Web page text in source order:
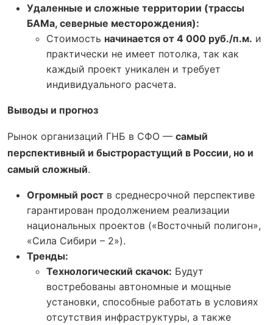
Удаленные и сложные территории (трассы
БАМа, северные месторождения):
Стоимость начинается от 4 000 руб./п.м. и
практически не имеет потолка, так как
каждый проект уникален и требует
индивидуального расчета.
Выводы и прогноз
Рынок организаций ГНБ в СФО — самый
перспективный и быстрорастущий в России, но и
самый сложный.
Огромный рост в среднесрочной перспективе
гарантирован продолжением реализации
национальных проектов («Восточный полигон»,
«Сила Сибири – 2»).
Тренды:
Технологический скачок: Будут
востребованы автономные и мощные
установки, способные работать в условиях
отсутствия инфраструктуры, а также